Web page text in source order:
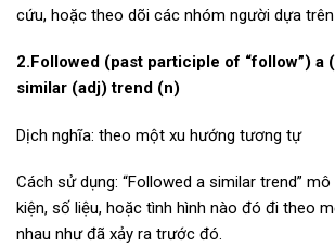
cứu, hoặc theo dõi các nhóm người dựa
2.Followed (past participle of “follow”) a
similar (adj) trend (n)
Dịch nghĩa: theo một xu hướng tương tự
Cách sử dụng: “Followed a similar trend”
kiện, số liệu, hoặc tình hình nào đó đi theo
nhau như đã xảy ra trước đó.